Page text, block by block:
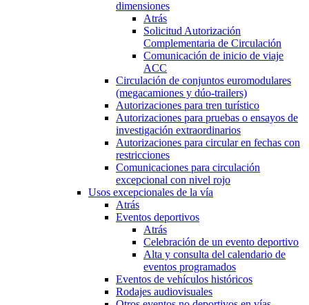
dimensiones
Atrás
Solicitud Autorización
Complementaria de Circulación
Comunicación de inicio de viaje
ACC
Circulación de conjuntos euromodulares
(megacamiones y dúo-trailers)
Autorizaciones para tren turístico
Autorizaciones para pruebas o ensayos de
investigación extraordinarios
Autorizaciones para circular en fechas con
restricciones
Comunicaciones para circulación
excepcional con nivel rojo
Usos excepcionales de la vía
Atrás
Eventos deportivos
Atrás
Celebración de un evento deportivo
Alta y consulta del calendario de
eventos programados
Eventos de vehículos históricos
Rodajes audiovisuales